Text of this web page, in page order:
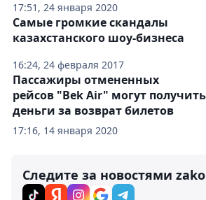
17:51, 24 января 2020
16:24, 24 февраля 2017
Самые громкие скандалы
казахстанского шоу-бизнеса
17:16, 14 января 2020
Пассажиры отмененных
рейсов "Bek Air" могут получить
деньги за возврат билетов
Следите за новостями